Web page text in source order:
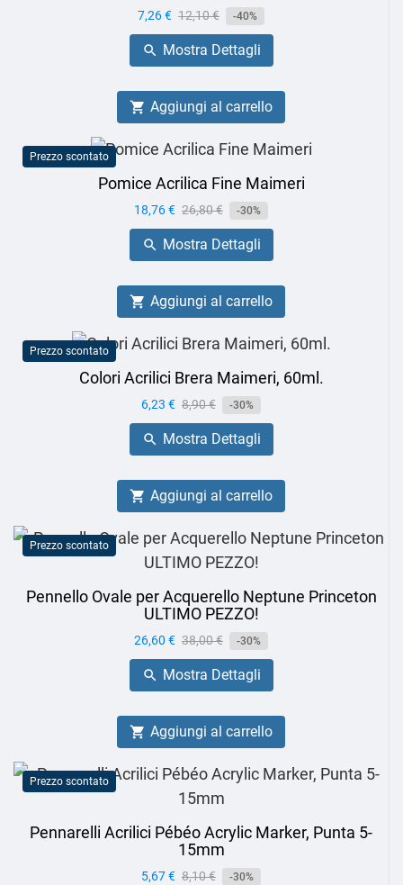
Prezzo
7,26 € Prezzo
base
12,10 € -40%
 Mostra Dettagli
 Aggiungi al carrello
Prezzo scontato
Pomice Acrilica Fine Maimeri
Prezzo
18,76 € Prezzo
base
26,80 € -30%
 Mostra Dettagli
 Aggiungi al carrello
Prezzo scontato
Colori Acrilici Brera Maimeri, 60ml.
Prezzo
6,23 € Prezzo
base
8,90 € -30%
 Mostra Dettagli
 Aggiungi al carrello
Prezzo scontato
Pennello Ovale per Acquerello Neptune Princeton
ULTIMO PEZZO!
Prezzo
26,60 € Prezzo
base
38,00 € -30%
 Mostra Dettagli
 Aggiungi al carrello
Prezzo scontato
Pennarelli Acrilici Pébéo Acrylic Marker, Punta 5-
15mm
Prezzo
5,67 € Prezzo
8,10 € -30%